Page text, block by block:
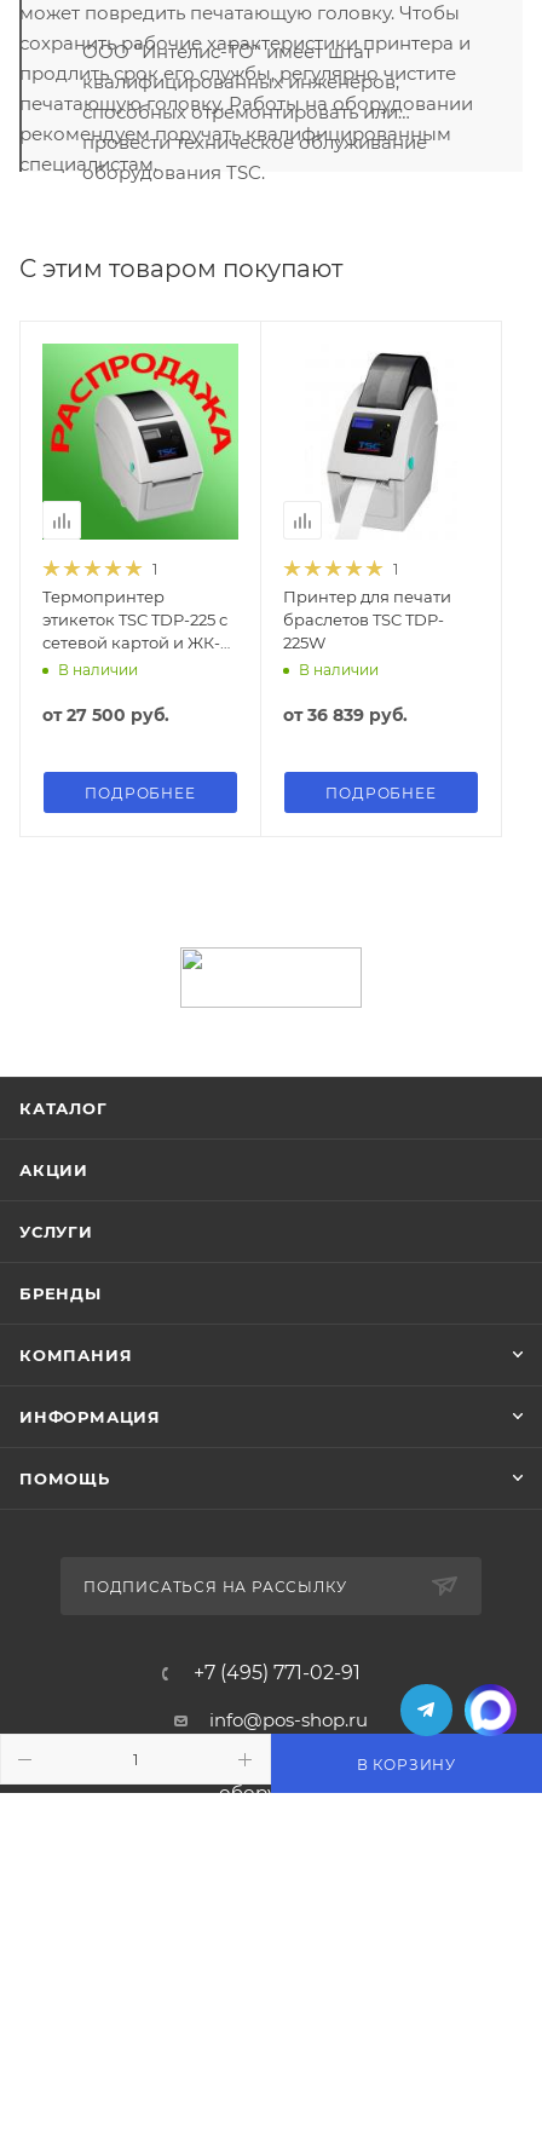
В КОРЗИНУ
может повредить печатающую головку. Чтобы
сохранить рабочие характеристики принтера и
продлить срок его службы, регулярно чистите
печатающую головку. Работы на оборудовании
рекомендуем поручать квалифицированным
специалистам.
ООО "Интелис-ТО" имеет штат
квалифицированных инженеров,
способных отремонтировать или
провести техническое облуживание
оборудования TSC.
С этим товаром покупают
1
Термопринтер
этикеток TSC TDP-225 с
сетевой картой и ЖК-
дисплеем
В наличии
от27 500 руб.
ПОДРОБНЕЕ
1
Принтер для печати
браслетов TSC TDP-
225W
В наличии
от36 839 руб.
ПОДРОБНЕЕ
КАТАЛОГ
АКЦИИ
УСЛУГИ
БРЕНДЫ
КОМПАНИЯ
ИНФОРМАЦИЯ
ПОМОЩЬ
ПОДПИСАТЬСЯ НА РАССЫЛКУ
+7 (495) 771-02-91
info@pos-shop.ru
Магазин Интелис торговое
оборудование